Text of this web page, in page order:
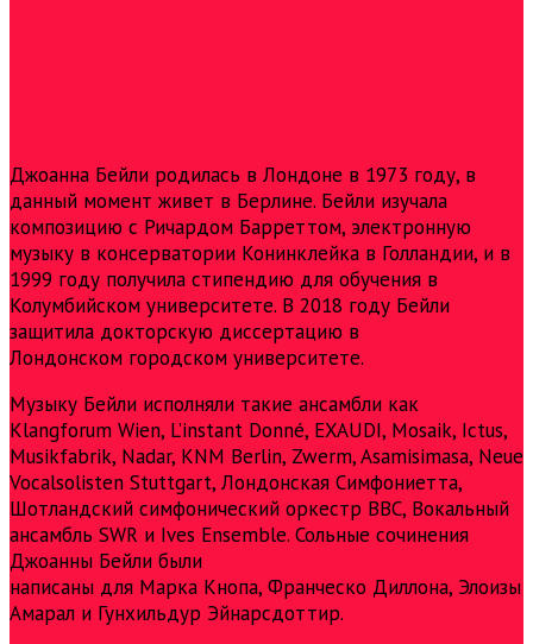
Джоанна Бейли родилась в Лондоне в 1973 году, в
данный момент живет в Берлине. Бейли изучала
композицию с Ричардом Барреттом, электронную
музыку в консерватории Конинклейка в Голландии, и в
1999 году получила стипендию для обучения в
Колумбийском университете. В 2018 году Бейли
защитила докторскую диссертацию в
Лондонском городском университете.
Музыку Бейли исполняли такие ансамбли как
Klangforum Wien, L’instant Donné, EXAUDI, Mosaik, Ictus,
Musikfabrik, Nadar, KNM Berlin, Zwerm, Asamisimasa, Neue
Vocalsolisten Stuttgart, Лондонская Симфониетта,
Шотландский симфонический оркестр BBC, Вокальный
ансамбль SWR и Ives Ensemble. Сольные сочинения
Джоанны Бейли были
написаны для Марка Кнопа, Франческо Диллона, Элоизы
Амарал и Гунхильдур Эйнарсдоттир.